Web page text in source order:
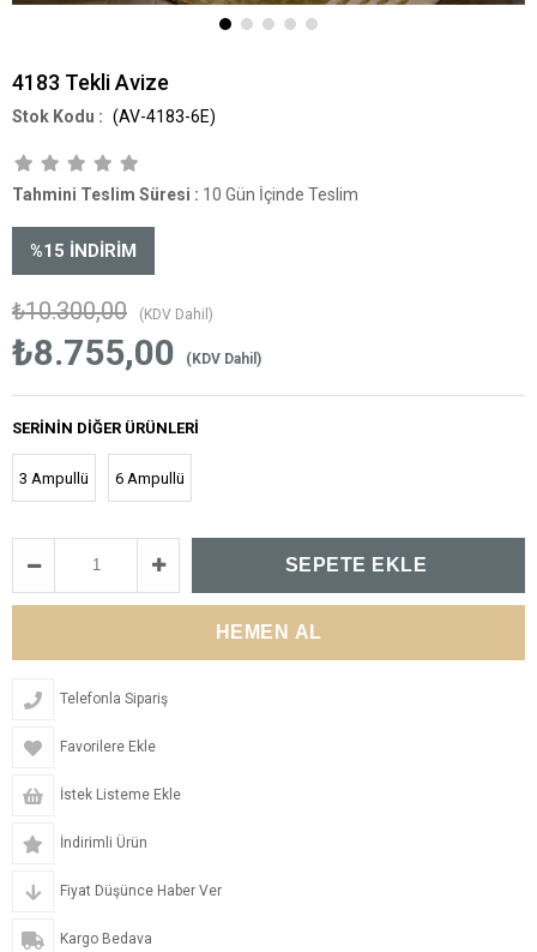
4183 Tekli Avize
(AV-4183-6E)
Tahmini Teslim Süresi : 10 Gün İçinde Teslim
%15 İNDIRIM
₺10.300,00 (KDV Dahil)
₺8.755,00 (KDV Dahil)
SERININ DIĞER ÜRÜNLERI
3 Ampullü 6 Ampullü
Telefonla Sipariş
Favorilere Ekle
İstek Listeme Ekle
İndirimli Ürün
Fiyat Düşünce Haber Ver
Kargo Bedava